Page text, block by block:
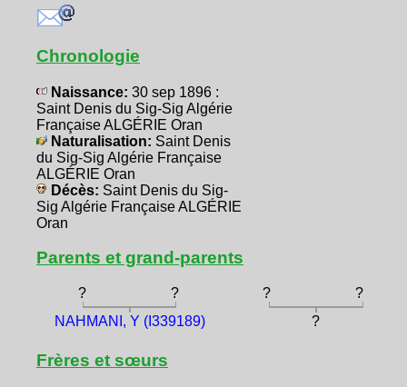
Chronologie
Naissance: 30 sep 1896 :
Saint Denis du Sig-Sig Algérie
Française ALGÉRIE Oran
Naturalisation: Saint Denis
du Sig-Sig Algérie Française
ALGÉRIE Oran
Décès: Saint Denis du Sig-
Sig Algérie Française ALGÉRIE
Oran
Parents et grand-parents
? ? ?
?
NAHMANI, Y (I339189)
?
Frères et sœurs